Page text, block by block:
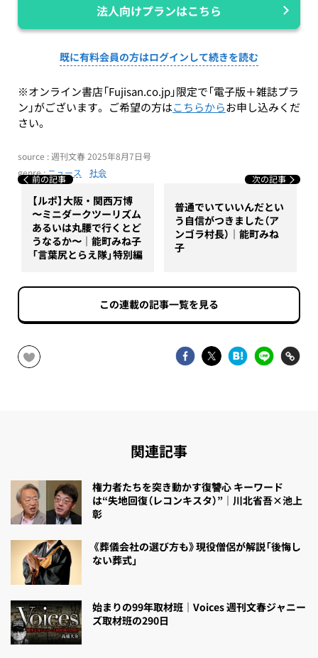
法人向けプランはこちら
既に有料会員の方はログインして続きを読む
※オンライン書店「Fujisan.co.jp」限定で「電子版＋雑誌プラ
ン」がございます。ご希望の方はこちらからお申し込みくだ
さい。
source : 週刊文春 2025年8月7日号
genre :ニュース 社会
前の記事
【ルポ】大阪・関西万博
〜ミニダークツーリズム
あるいは丸腰で行くとど
うなるか〜｜能町みね子
「言葉尻とらえ隊」特別編
次の記事
普通でいていいんだとい
う自信がつきました（ア
ンゴラ村長）｜能町みね
子
この連載の記事一覧を見る
関連記事
権力者たちを突き動かす復讐心 キーワード
は“失地回復（レコンキスタ）”｜川北省吾×池上
彰
《葬儀会社の選び方も》現役僧侶が解説「後悔し
ない葬式」
始まりの99年取材班｜Voices 週刊文春ジャニー
ズ取材班の290日